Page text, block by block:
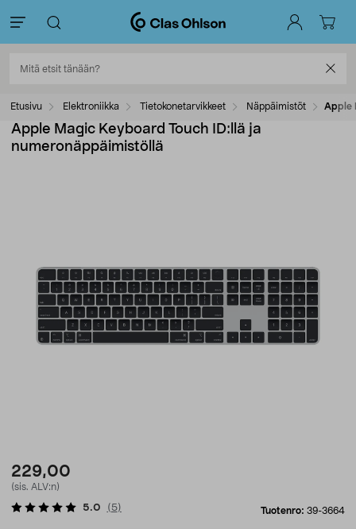
Etusivu Elektroniikka Tietokonetarvikkeet Näppäimistöt Apple
Apple Magic Keyboard Touch ID:llä ja
numeronäppäimistöllä
229,00
(sis. ALV:n)
Tuotenro: 39-3664
5.0 ( 5)